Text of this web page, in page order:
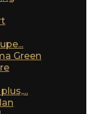
Green